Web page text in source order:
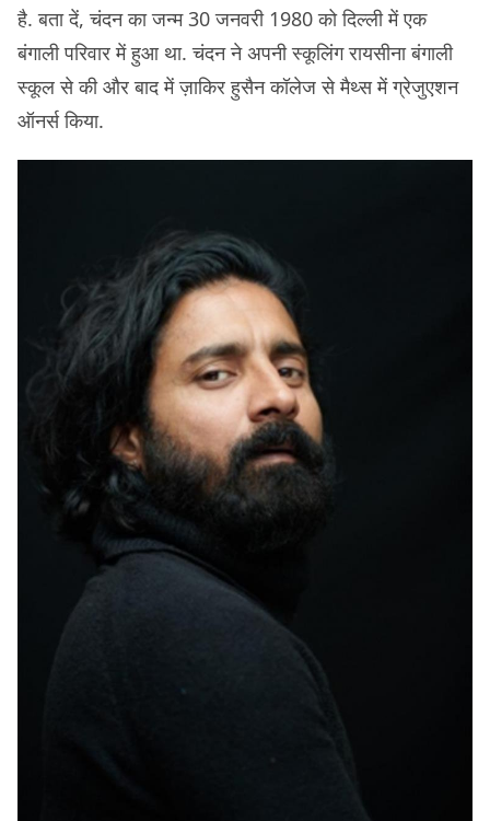
है. बता दें, चंदन का जन्म 30 जनवरी 1980 को दिल्ली में एक
बंगाली परिवार में हुआ था. चंदन ने अपनी स्कूलिंग रायसीना बंगाली
स्कूल से की और बाद में ज़ाकिर हुसैन कॉलेज से मैथ्स में ग्रेजुएशन
ऑनर्स किया.